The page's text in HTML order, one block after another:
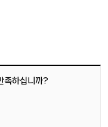
족하십니까?